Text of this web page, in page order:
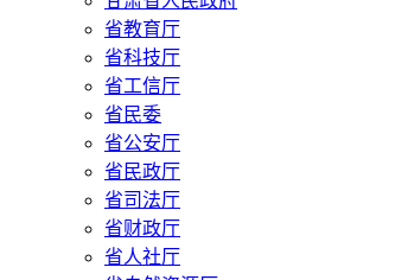
省教育厅
省科技厅
省工信厅
省民委
省公安厅
省民政厅
省司法厅
省财政厅
省人社厅